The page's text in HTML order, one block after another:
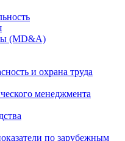
(MD&A)
и охрана труда
менеджмента
по зарубежным